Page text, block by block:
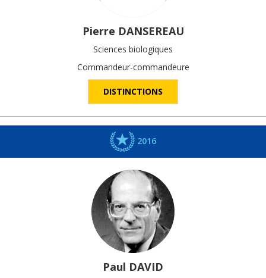
Pierre DANSEREAU
Sciences biologiques
Commandeur-commandeure
DISTINCTIONS
2016
Paul DAVID